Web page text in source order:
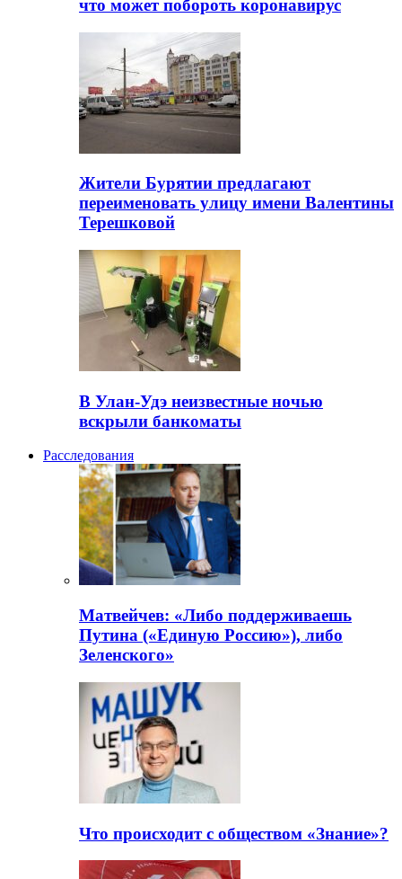
что может побороть коронавирус
Жители Бурятии предлагают
переименовать улицу имени Валентины
Терешковой
В Улан-Удэ неизвестные ночью
вскрыли банкоматы
Расследования
Матвейчев: «Либо поддерживаешь
Путина («Единую Россию»), либо
Зеленского»
Что происходит с обществом «Знание»?